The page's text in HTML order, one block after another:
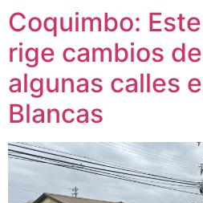
Coquimbo:
rige cambios
algunas calles
Blancas